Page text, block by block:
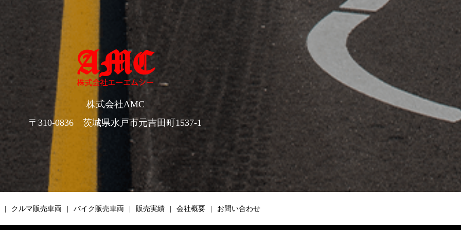
株式会社AMC
〒310-0836 茨城県水戸市元吉田町1537-1
クルマ販売車両 バイク販売車両 販売実績 会社概要 お問い合わせ